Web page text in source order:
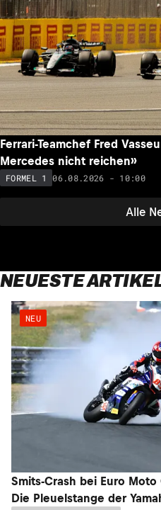
Alle
Ferrari-Teamchef Fred
Mercedes nicht reichen»
FORMEL 1 06.08.2026 - 10:00
NEUESTE
NEU
Smits-Crash bei Euro
Die Pleuelstange der